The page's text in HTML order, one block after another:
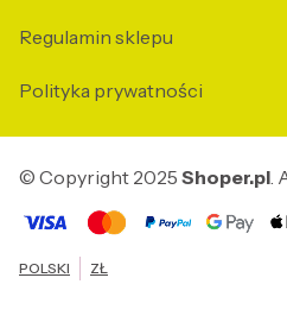
Regulamin sklepu
Polityka prywatności
© Copyright 2025 Shoper.pl.
POLSKI ZŁ